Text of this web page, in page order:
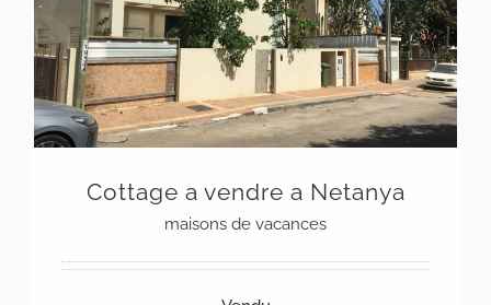
Cottage a vendre a Netanya
maisons de vacances